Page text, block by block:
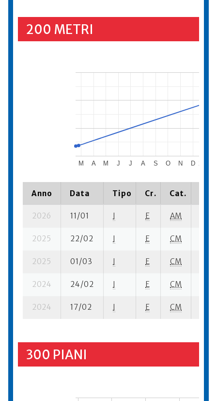
200 METRI
2025
M A M J J A S O N D
Anno Data Tipo Cr. Cat.
2026 11/01 I E AM
2025 22/02 I E CM
2025 01/03 I E CM
2024 24/02 I E CM
2024 17/02 I E CM
300 PIANI